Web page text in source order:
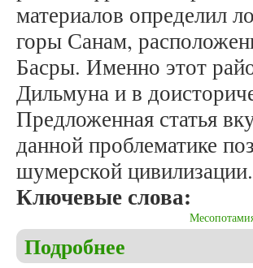
материалов определил
горы Санам,
Басры. Именно этот
Дильмуна и в
Предложенная статья
данной проблематике
шумерской цивилизации.
Ключевые слова:
Подробнее